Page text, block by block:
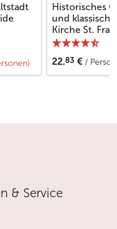
Historisches
und
Kirche St.
22.83 € / Person
& Service